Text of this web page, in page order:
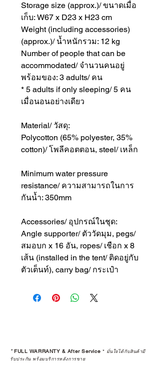
Storage size (approx.)/ ขนาดเมื่อ
เก็บ: W67 x D23 x H23 cm
Weight (including accessories)
(approx.)/ น้ำหนักรวม: 12 kg
Number of people that can be
accommodated/ จำนวนคนอยู่
พร้อมของ: 3 adults/ คน
* 5 adults if only sleeping/ 5 คน
เมื่อนอนอย่างเดียว
Material/ วัสดุ:
Polycotton (65% polyester, 35%
cotton)/ โพลีคอตตอน, steel/ เหล็ก
Minimum water pressure
resistance/ ความสามารถในการ
กันน้ำ: 350mm
Accessories/ อุปกรณ์ในชุด:
Angle supporter/ ตัววัดมุม, pegs/
สมอบก x 16 อัน, ropes/ เชือก x 8
เส้น (installed in the tent/ ติดอยู่กับ
ตัวเต็นท์), carry bag/ กระเป๋า
*FULL WARRANTY & After Service * มั่นใจได้กับสินค้ามี
รับประกัน พร้อมบริการหลังการขาย